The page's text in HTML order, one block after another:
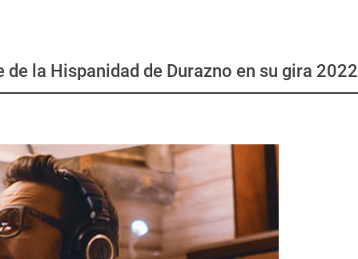
de la Hispanidad de Durazno en su gira 2022